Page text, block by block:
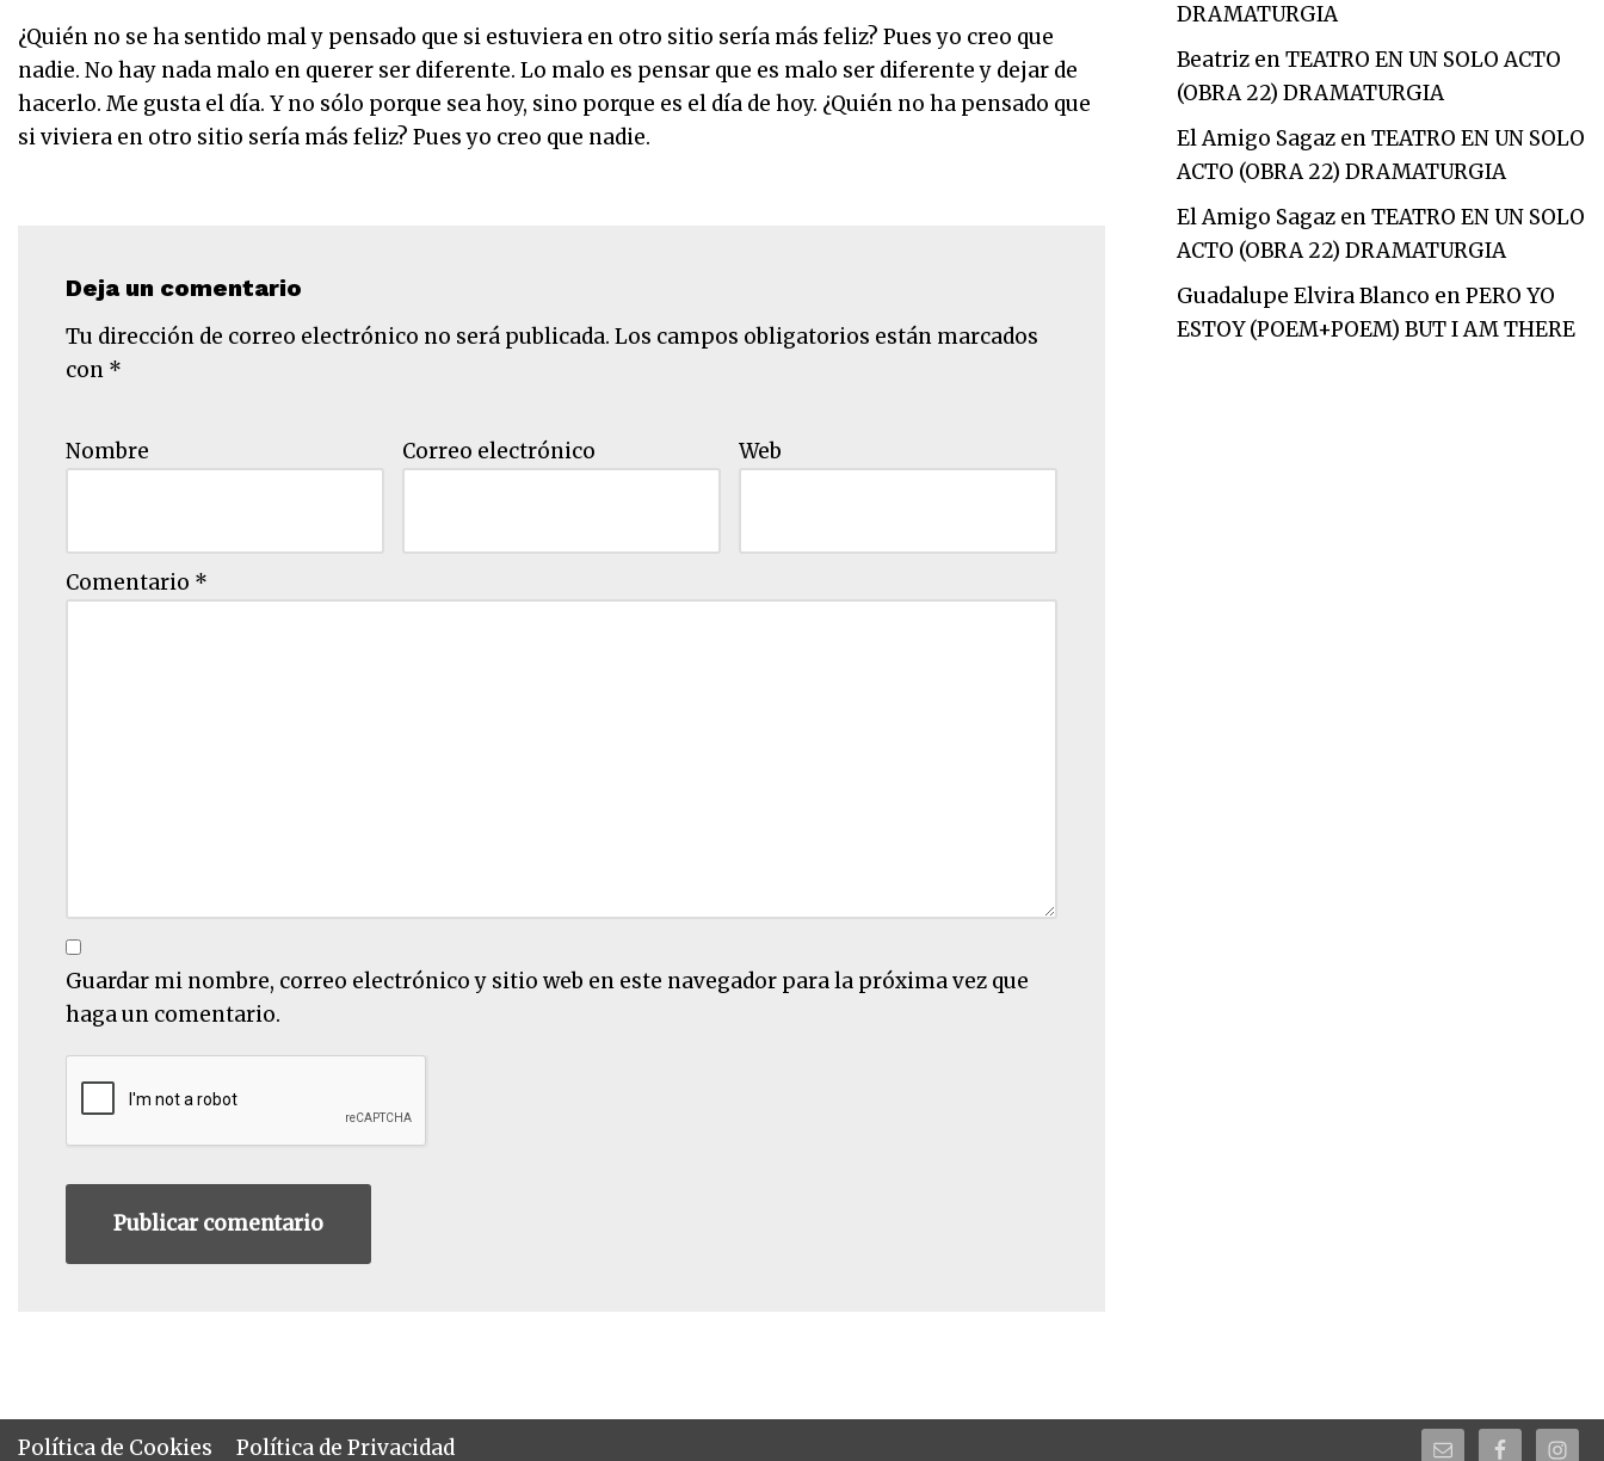
¿Quién no se ha sentido mal y pensado que si estuviera en otro sitio sería más feliz? Pues yo creo que
nadie. No hay nada malo en querer ser diferente. Lo malo es pensar que es malo ser diferente y dejar de
hacerlo. Me gusta el día. Y no sólo porque sea hoy, sino porque es el día de hoy. ¿Quién no ha pensado que
si viviera en otro sitio sería más feliz? Pues yo creo que nadie.
Deja un comentario
Tu dirección de correo electrónico no será publicada. Los campos obligatorios están marcados
con *
Nombre Correo electrónico Web
Comentario *
Guardar mi nombre, correo electrónico y sitio web en este navegador para la próxima vez que
haga un comentario.
DRAMATURGIA
BeatrizenTEATRO EN UN SOLO ACTO
(OBRA 22) DRAMATURGIA
El Amigo SagazenTEATRO EN UN SOLO
ACTO (OBRA 22) DRAMATURGIA
El Amigo SagazenTEATRO EN UN SOLO
ACTO (OBRA 22) DRAMATURGIA
Guadalupe Elvira Blanco enPERO YO
ESTOY (POEM+POEM) BUT I AM THERE
Política de Cookies Política de Privacidad